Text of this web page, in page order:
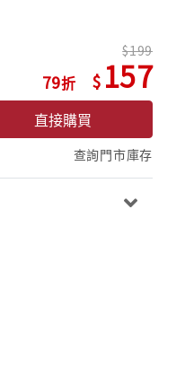
79
199
157
直接購買
查詢門市庫存